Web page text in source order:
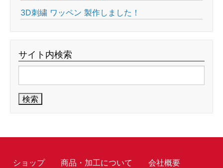
3D刺繍 ワッペン 製作しました！
サイト内検索
索:
ショップ 商品・加工について 会社概要